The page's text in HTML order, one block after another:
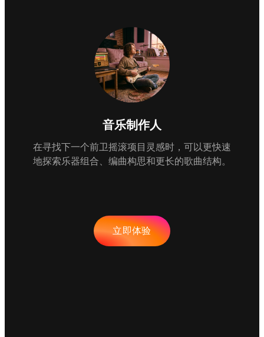
音乐制作人
在寻找下一个前卫摇滚项目灵感时，可以更快速
地探索乐器组合、编曲构思和更长的歌曲结构。
立即体验